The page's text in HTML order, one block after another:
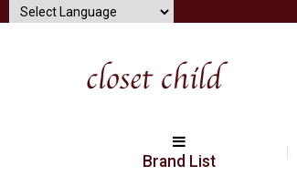
Brand List